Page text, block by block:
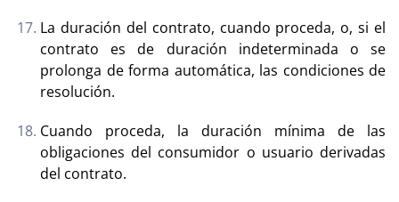
La duración del contrato, cuando proceda, o, si el
contrato es de duración indeterminada o se
prolonga de forma automática, las condiciones de
resolución.
Cuando proceda, la duración mínima de las
obligaciones del consumidor o usuario derivadas
del contrato.